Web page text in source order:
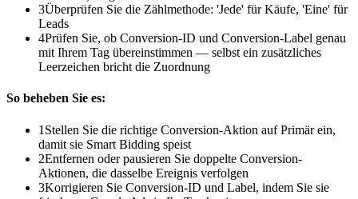
3Überprüfen Sie die Zählmethode: 'Jede' für Käufe, 'Eine' für
Leads
4Prüfen Sie, ob Conversion-ID und Conversion-Label genau
mit Ihrem Tag übereinstimmen — selbst ein zusätzliches
Leerzeichen bricht die Zuordnung
So beheben Sie es:
1 Stellen Sie die richtige Conversion-Aktion auf Primär ein,
damit sie Smart Bidding speist
2Entfernen oder pausieren Sie doppelte Conversion-
Aktionen, die dasselbe Ereignis verfolgen
3Korrigieren Sie Conversion-ID und Label, indem Sie sie